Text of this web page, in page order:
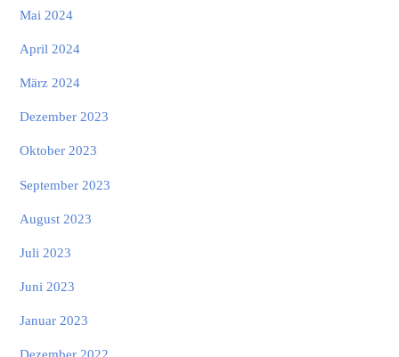
Mai 2024
April 2024
März 2024
Dezember 2023
Oktober 2023
September 2023
August 2023
Juli 2023
Juni 2023
Januar 2023